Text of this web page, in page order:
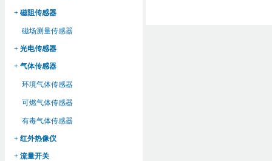
+ 磁阻传感器
磁场测量传感器
+ 光电传感器
+ 气体传感器
环境气体传感器
可燃气体传感器
有毒气体传感器
+ 红外热像仪
+ 流量开关